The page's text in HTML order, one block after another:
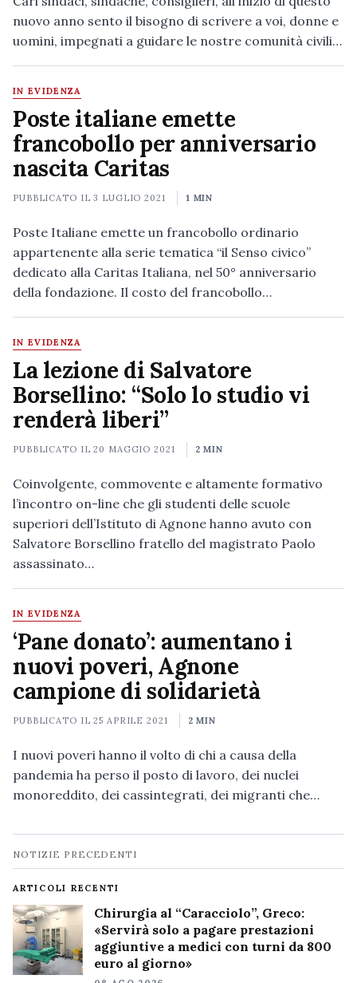
nuovo anno sento il bisogno di scrivere a voi, donne e
uomini, impegnati a guidare le nostre comunità civili…
IN EVIDENZA
Poste italiane emette
francobollo per anniversario
nascita Caritas
PUBBLICATO IL3 LUGLIO 2021 1 MIN
Poste Italiane emette un francobollo ordinario
appartenente alla serie tematica “il Senso civico”
dedicato alla Caritas Italiana, nel 50° anniversario
della fondazione. Il costo del francobollo…
IN EVIDENZA
La lezione di Salvatore
Borsellino: “Solo lo studio vi
renderà liberi”
PUBBLICATO IL20 MAGGIO 2021 2 MIN
Coinvolgente, commovente e altamente formativo
l’incontro on-line che gli studenti delle scuole
superiori dell’Istituto di Agnone hanno avuto con
Salvatore Borsellino fratello del magistrato Paolo
assassinato…
IN EVIDENZA
‘Pane donato’: aumentano i
nuovi poveri, Agnone
campione di solidarietà
PUBBLICATO IL25 APRILE 2021 2 MIN
I nuovi poveri hanno il volto di chi a causa della
pandemia ha perso il posto di lavoro, dei nuclei
monoreddito, dei cassintegrati, dei migranti che…
Navigazione
notizie
NOTIZIE PRECEDENTI
ARTICOLI RECENTI
Chirurgia al “Caracciolo”, Greco:
«Servirà solo a pagare prestazioni
aggiuntive a medici con turni da 800
euro al giorno»